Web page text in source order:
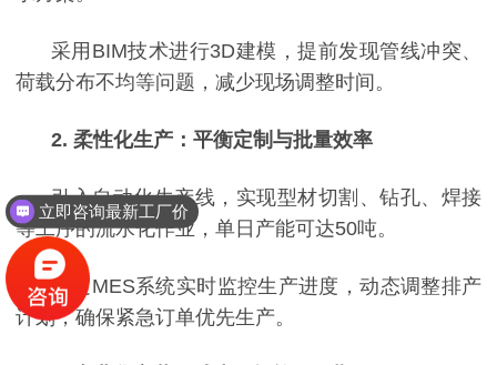
采用 BIM技术进行3D建模，提前发现管线冲突、
荷载分布不均等问题，减少现场调整时间。
2. 柔性化生产：平衡定制与批量效率
引入自动化生产线，实现型材切割、钻孔、焊接
等工序的流水化作业，单日产能可达50吨。
通过MES系统实时监控生产进度，动态调整排产
计划，确保紧急订单优先生产。
立即咨询最新工厂价